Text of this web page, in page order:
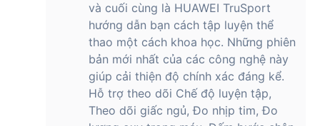
và cuối cùng là HUAWEI TruSport
hướng dẫn bạn cách tập luyện thể
thao một cách khoa học. Những phiên
bản mới nhất của các công nghệ này
giúp cải thiện độ chính xác đáng kể.
Hỗ trợ theo dõi Chế độ luyện tập,
Theo dõi giấc ngủ, Đo nhịp tim, Đo